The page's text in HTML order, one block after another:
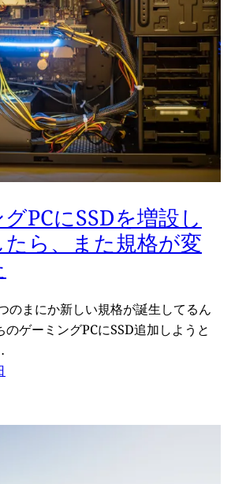
PCにSSDを増設し
ら、また規格が変
のまにか新しい規格が誕生してるん
のゲーミングPCにSSD追加しようと